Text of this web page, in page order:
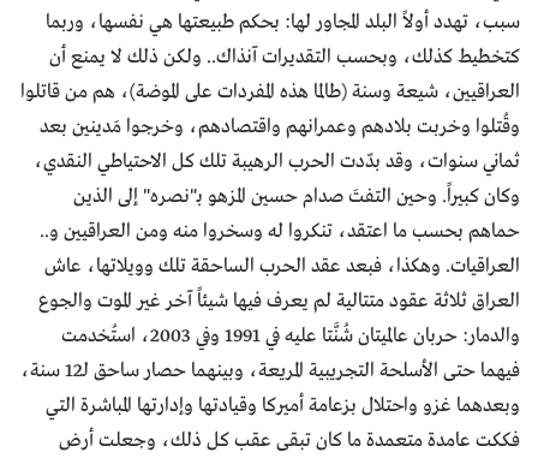
سبب، تهدد أولاً البلد المجاور لها: بحكم طبيعتها هي نفسها، وربما
كتخطيط كذلك، وبحسب التقديرات آنذاك.. ولكن ذلك لا يمنع أن
العراقيين، شيعة وسنة (طالما هذه المفردات على الموضة)، هم من قاتلوا
وقُتلوا وخربت بلادهم وعمرانهم واقتصادهم، وخرجوا مَدينين بعد
ثماني سنوات، وقد بدّدت الحرب الرهيبة تلك كل الاحتياطي النقدي،
وكان كبيراً. وحين التفتَ صدام حسين المزهو بـ"نصره" إلى الذين
حماهم بحسب ما اعتقد، تنكروا له وسخروا منه ومن العراقيين و..
العراقيات. وهكذا، فبعد عقد الحرب الساحقة تلك وويلاتها، عاش
العراق ثلاثة عقود متتالية لم يعرف فيها شيئاً آخر غير الموت والجوع
والدمار: حربان عالميتان شُنَّتا عليه في 1991 وفي 2003، استُخدمت
فيهما حتى الأسلحة التجريبية المريعة، وبينهما حصار ساحق لـ12 سنة،
وبعدهما غزو واحتلال بزعامة أميركا وقيادتها وإدارتها المباشرة التي
فككت عامدة متعمدة ما كان تبقى عقب كل ذلك، وجعلت أرض